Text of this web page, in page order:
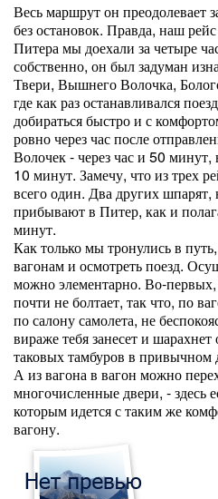
Весь маршрут он преодолевает
без остановок. Правда, наш
Питера мы доехали за четыре
собственно, он был задуман
Твери, Вышнего Волочка,
где как раз останавливался
добираться быстро и с
ровно через час после
Волочек - через час и 50 минут,
10 минут. Замечу, что из трех
всего один. Два других шпарят,
прибывают в Питер, как и
минут.
Как только мы тронулись в
вагонам и осмотреть поезд.
можно элементарно. Во-первых,
почти не болтает, так что, по
по салону самолета, не
вираже тебя занесет и
таковых тамбуров в привычном
А из вагона в вагон можно
многочисленные двери, - здесь
которым идется с таким же
вагону.